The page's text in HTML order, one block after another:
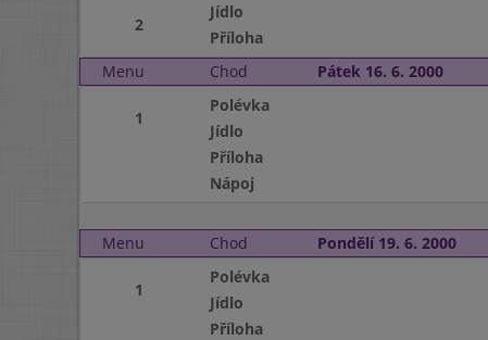
2
Jídlo
Příloha
Menu
Chod Pátek 16. 6. 2000
1
Polévka
Jídlo
Příloha
Nápoj
Menu
Chod Pondělí 19. 6. 2000
1
Polévka
Jídlo
Příloha